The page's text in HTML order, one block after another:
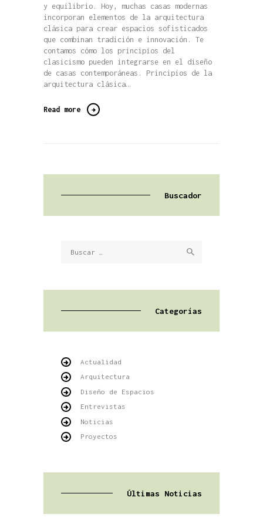
y equilibrio. Hoy, muchas casas modernas
incorporan elementos de la arquitectura
clásica para crear espacios sofisticados
que combinan tradición e innovación. Te
contamos cómo los principios del
clasicismo pueden integrarse en el diseño
de casas contemporáneas. Principios de la
arquitectura clásica…
Read more
Buscador
Categorías
Actualidad
Arquitectura
Diseño de Espacios
Entrevistas
Noticias
Proyectos
Últimas Noticias